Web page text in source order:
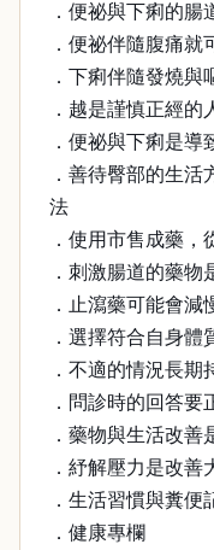
．便祕與下痢的腸
．便祕伴隨腹痛就
．下痢伴隨發燒
．越是謹慎正經
．便祕與下痢是
．善待臀部的生
法
．使用市售成藥，
．刺激腸道的藥物
．止瀉藥可能會減
．選擇符合自身體
．不適的情況長
．問診時的回答
．藥物與生活改善
．紓解壓力是改善
．生活習慣與糞便
．健康專欄